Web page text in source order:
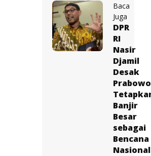
Baca
Juga
DPR
RI
Nasir
Djamil
Desak
Prabowo
Banjir
Besar
sebagai
Bencana
Nasional